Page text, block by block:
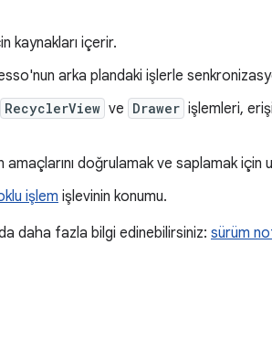
kaynakları içerir.
arka plandaki işlerle
RecyclerView ve Drawer işlemleri,
doğrulamak ve saplamak için
işlem işlevinin konumu.
daha fazla bilgi edinebilirsiniz: sürüm